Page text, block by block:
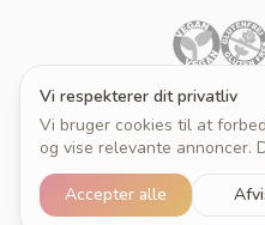
Vi respekterer dit privatliv
Vi bruger cookies til at
og vise relevante annoncer.
Accepter alle
© 2026 Cakeprint.
Om Cakeprint